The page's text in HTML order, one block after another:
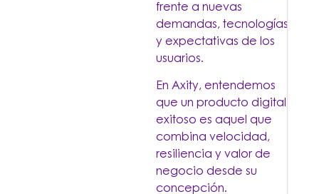
frente a nuevas
demandas, tecnologías
y expectativas de los
usuarios.
En Axity, entendemos
que un producto digital
exitoso es aquel que
combina velocidad,
resiliencia y valor de
negocio desde su
concepción.